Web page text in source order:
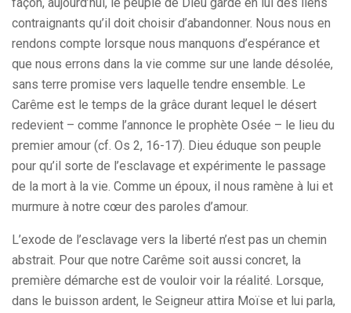
contraignants qu’il doit choisir d’abandonner. Nous nous en
rendons compte lorsque nous manquons d’espérance et
que nous errons dans la vie comme sur une lande désolée,
sans terre promise vers laquelle tendre ensemble. Le
Carême est le temps de la grâce durant lequel le désert
redevient – comme l’annonce le prophète Osée – le lieu du
premier amour (cf. Os 2, 16-17). Dieu éduque son peuple
pour qu’il sorte de l’esclavage et expérimente le passage
de la mort à la vie. Comme un époux, il nous ramène à lui et
murmure à notre cœur des paroles d’amour.
L’exode de l’esclavage vers la liberté n’est pas un chemin
abstrait. Pour que notre Carême soit aussi concret, la
première démarche est de vouloir voir la réalité. Lorsque,
dans le buisson ardent, le Seigneur attira Moïse et lui parla,